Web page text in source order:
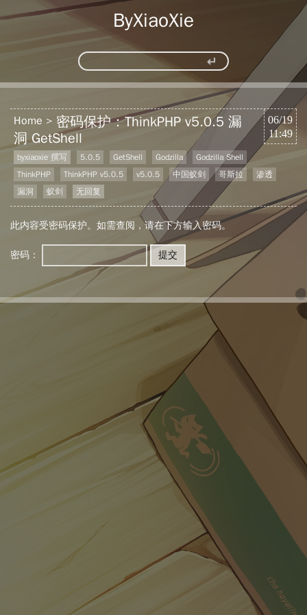
ByXiaoXie
06/19
11:49
Home
密码保护：ThinkPHP v5.0.5 漏
洞 GetShell
byxiaoxie 撰写 5.0.5 GetShell Godzilla
Godzilla Shell
ThinkPHP
ThinkPHP v5.0.5 v5.0.5 中国蚁剑 哥斯拉
渗透
漏洞
蚁剑 无回复
此内容受密码保护。如需查阅，请在下方输入密码。
密码：